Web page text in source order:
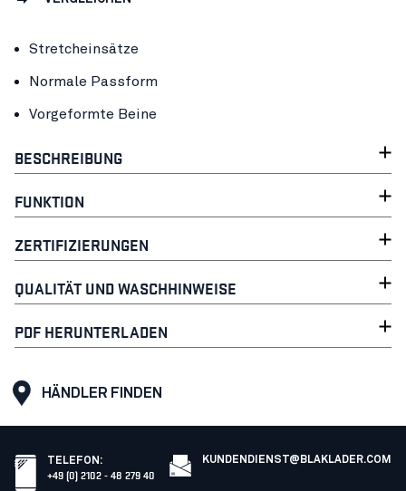
Stretcheinsätze
Normale Passform
Vorgeformte Beine
BESCHREIBUNG
FUNKTION
ZERTIFIZIERUNGEN
QUALITÄT UND WASCHHINWEISE
PDF HERUNTERLADEN
HÄNDLER FINDEN
TELEFON :
+49 (0) 2102 - 48 279 40
KUNDENDIENST@BLAKLADER.COM